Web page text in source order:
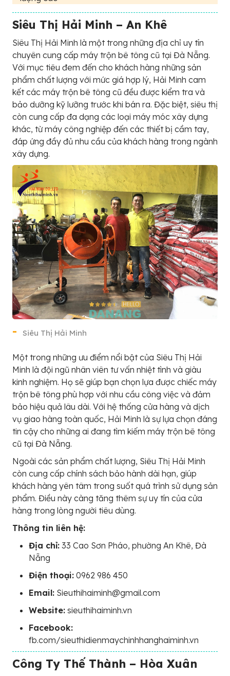
Siêu Thị Hải Minh – An Khê
Siêu Thị Hải Minh là một trong những địa chỉ uy tín
chuyên cung cấp máy trộn bê tông cũ tại Đà Nẵng.
Với mục tiêu đem đến cho khách hàng những sản
phẩm chất lượng với mức giá hợp lý, Hải Minh cam
kết các máy trộn bê tông cũ đều được kiểm tra và
bảo dưỡng kỹ lưỡng trước khi bán ra. Đặc biệt, siêu thị
còn cung cấp đa dạng các loại máy móc xây dựng
khác, từ máy công nghiệp đến các thiết bị cầm tay,
đáp ứng đầy đủ nhu cầu của khách hàng trong ngành
xây dựng.
Siêu Thị Hải Minh
Một trong những ưu điểm nổi bật của Siêu Thị Hải
Minh là đội ngũ nhân viên tư vấn nhiệt tình và giàu
kinh nghiệm. Họ sẽ giúp bạn chọn lựa được chiếc máy
trộn bê tông phù hợp với nhu cầu công việc và đảm
bảo hiệu quả lâu dài. Với hệ thống cửa hàng và dịch
vụ giao hàng toàn quốc, Hải Minh là sự lựa chọn đáng
tin cậy cho những ai đang tìm kiếm máy trộn bê tông
cũ tại Đà Nẵng.
Ngoài các sản phẩm chất lượng, Siêu Thị Hải Minh
còn cung cấp chính sách bảo hành dài hạn, giúp
khách hàng yên tâm trong suốt quá trình sử dụng sản
phẩm. Điều này càng tăng thêm sự uy tín của cửa
hàng trong lòng người tiêu dùng.
Thông tin liên hệ:
Địa chỉ: 33 Cao Sơn Pháo, phường An Khê, Đà
Nẵng
Điện thoại: 0962 986 450
Email: Sieuthihaiminh@gmail.com
Website: sieuthihaiminh.vn
Facebook:
fb.com/sieuthidienmaychinhhanghaiminh.vn
Công Ty Thế Thành – Hòa Xuân